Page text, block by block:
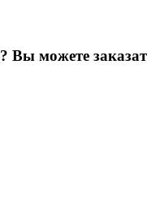
Вы можете